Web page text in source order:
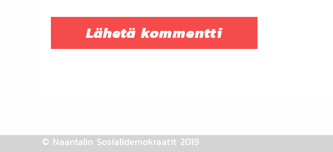
© Naantalin Sosialidemokraatit 2019